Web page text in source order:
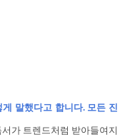
말했다고 합니다. 모든 진
가 트렌드처럼 받아들여지